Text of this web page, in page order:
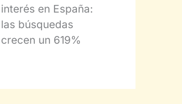
interés en España:
las búsquedas
crecen un 619%